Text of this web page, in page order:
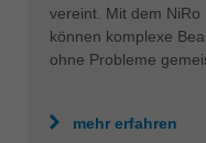
vereint. Mit dem
können komplexe
ohne Probleme
mehr erfahren